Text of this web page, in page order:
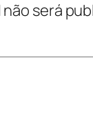
será